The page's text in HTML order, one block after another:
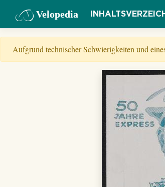
Velopedia
Aufgrund technischer Schwierigkeiten und